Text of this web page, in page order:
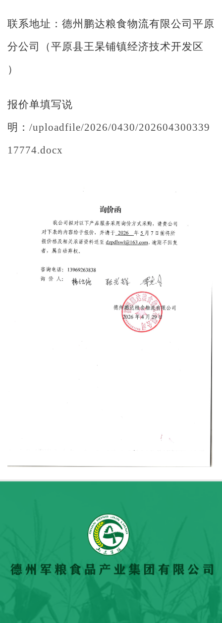
联系地址：德州鹏达粮食物流有限公司平原
分公司（平原县王杲铺镇经济技术开发区
）
报价单填写说
明： /uploadfile/2026/0430/202604300339
17774.docx